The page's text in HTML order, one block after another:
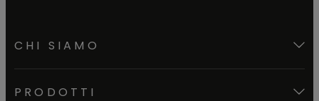
CHI SIAMO
PRODOTTI